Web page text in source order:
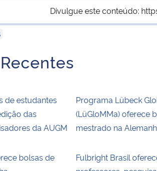
Divulgue este conteúdo:
de estudantes
das
da AUGM
Programa Lübeck
(LüGloMMa) oferece
mestrado na
bolsas de
Fulbright Brasil